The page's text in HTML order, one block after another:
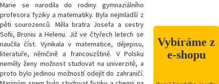
Marie se narodila do rodiny gymnaziálního
profesora fyziky a matematiky. Byla nejmladší z
pěti sourozenců. Měla bratra Josefa a sestry
Soﬁi, Broniu a Helenu. Již ve čtyřech letech se
naučila číst. Vynikala v matematice, dějepisu,
literatuře, němčině a francouzštině. V Polsku
neměly ženy možnost studovat na univerzitě, a
proto bylo jedinou možností odejít do zahraničí.
Vybíráme z
e-shopu